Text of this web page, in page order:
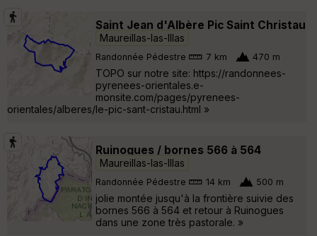
Saint Jean d'Albère Pic Saint Christau
Maureillas-las-Illas
Randonnée Pédestre 7 km 470 m
TOPO sur notre site: https://randonnees-
pyrenees-orientales.e-
monsite.com/pages/pyrenees-
orientales/alberes/le-pic-sant-cristau.html »
Ruinogues / bornes 566 à 564
Maureillas-las-Illas
Randonnée Pédestre 14 km 500 m
jolie montée jusqu'à la frontière suivie des
bornes 566 à 564 et retour à Ruinogues
dans une zone très pastorale. »